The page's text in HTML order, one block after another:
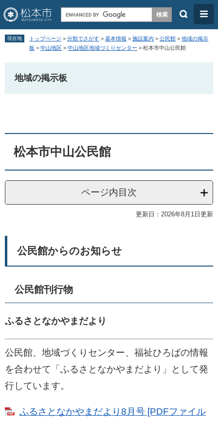
ペ
ジ
す
メ
ュ
し
文
検
メ
ニ
ュ
現在地 トップページ > 分類でさがす > 基本情報 > 施設案内 > 公民館 > 地域の掲示
板 > 中山地区 > 中山地区地域づくりセンター > 松本市中山公民館
地域の掲示板
松本市中山公民館
ページ内目次
更新日：2026年8月1日更新
公民館からのお知らせ
公民館刊行物
ふるさとなかやまだより
公民館、地域づくりセンター、福祉ひろばの情報
を合わせて「ふるさとなかやまだより」として発
行しています。
ふるさとなかやまだより8月号 [PDFファイル